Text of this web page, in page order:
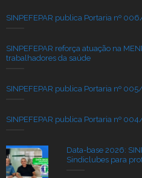
SINPEFEPAR publica Portaria nº
SINPEFEPAR reforça atuação na
trabalhadores da saúde
SINPEFEPAR publica Portaria nº
SINPEFEPAR publica Portaria nº
Data-base 2026:
Sindiclubes para